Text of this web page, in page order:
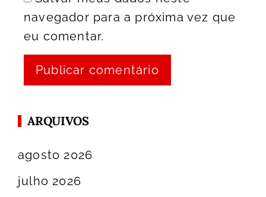
navegador para a próxima vez que
eu comentar.
ARQUIVOS
agosto 2026
julho 2026